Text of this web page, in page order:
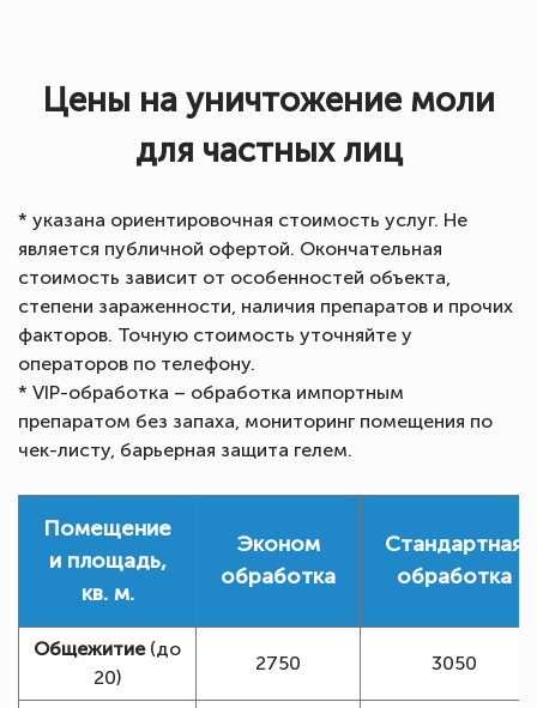
Цены на уничтожение моли
для частных лиц
* указана ориентировочная стоимость услуг. Не
является публичной офертой. Окончательная
стоимость зависит от особенностей объекта,
степени зараженности, наличия препаратов и прочих
факторов. Точную стоимость уточняйте у
операторов по телефону.
* VIP-обработка – обработка импортным
препаратом без запаха, мониторинг помещения по
чек-листу, барьерная защита гелем.
Помещение
и площадь,
кв. м.
Эконом
обработка
Стандартная
обработка
Общежитие(до
20)
2750 3050